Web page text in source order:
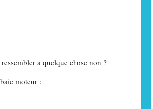
a quelque chose non ?
moteur :